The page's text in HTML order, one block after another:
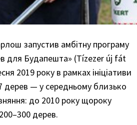
запустив амбітну програму
для Будапешта» (Tízezer új fát
2019 року в рамках ініціативи
дерев — у середньому близько
до 2010 року щороку
дерев.